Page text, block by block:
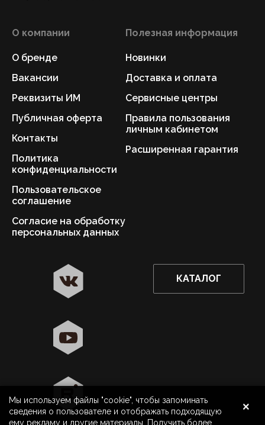
8 800 500 40 40 Астрахань
Да
О компании
О бренде
Вакансии
Реквизиты ИМ
Публичная оферта
Контакты
Политика
конфиденциальности
Пользовательское
соглашение
Согласие на обработку
персональных данных
Полезная информация
Новинки
Доставка и оплата
Сервисные центры
Правила пользования
личным кабинетом
Расширенная гарантия
КАТАЛОГ
Мы используем файлы "cookie", чтобы запоминать
сведения о пользователе и отображать подходящую
ему рекламу и другие материалы. Получить более
×